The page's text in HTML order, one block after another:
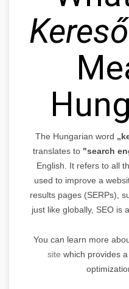
The Hungarian word
translates to "search
English. It refers to all
used to improve a
results pages (SERPs),
just like globally, SEO is
You can learn more
site which provides